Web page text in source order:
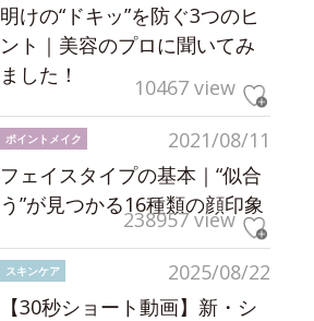
明けの“ドキッ”を防ぐ3つのヒ
ント｜美容のプロに聞いてみ
ました！
10467 view
2021/08/11
ポイントメイク
フェイスタイプの基本｜“似合
う”が見つかる16種類の顔印象
238957 view
2025/08/22
スキンケア
【30秒ショート動画】新・シ